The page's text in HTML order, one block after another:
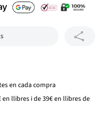
en cada compra
llibres i de 39€ en llibres de